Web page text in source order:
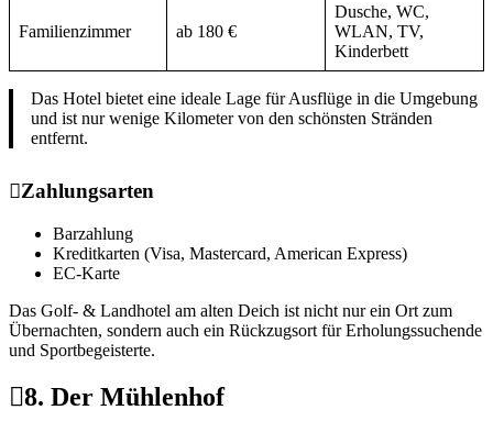
Familienzimmer ab 180 €
Dusche, WC,
WLAN, TV,
Kinderbett
Das Hotel bietet eine ideale Lage für Ausflüge in die Umgebung
und ist nur wenige Kilometer von den schönsten Stränden
entfernt.
Zahlungsarten
Barzahlung
Kreditkarten (Visa, Mastercard, American Express)
EC-Karte
Das Golf- & Landhotel am alten Deich ist nicht nur ein Ort zum
Übernachten, sondern auch ein Rückzugsort für Erholungssuchende
und Sportbegeisterte.
8. Der Mühlenhof